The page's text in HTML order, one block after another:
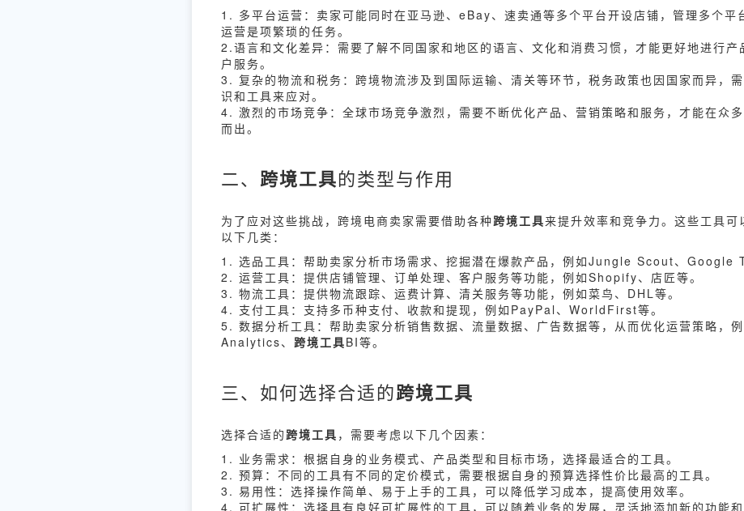
1. 多平台运营：卖家可能同时在亚马逊、eBay、速卖通等多个平台开设店铺，管理多个平
运营是项繁琐的任务。
2.语言和文化差异：需要了解不同国家和地区的语言、文化和消费习惯，才能更好地进行产
户服务。
3. 复杂的物流和税务：跨境物流涉及到国际运输、清关等环节，税务政策也因国家而异，
识和工具来应对。
4. 激烈的市场竞争：全球市场竞争激烈，需要不断优化产品、营销策略和服务，才能在众
而出。
二、 跨境工具的类型与作用
为了应对这些挑战，跨境电商卖家需要借助各种跨境工具来提升效率和竞争力。这些工具可
以下几类：
1. 选品工具：帮助卖家分析市场需求、挖掘潜在爆款产品，例如Jungle Scout、Google
2. 运营工具：提供店铺管理、订单处理、客户服务等功能，例如Shopify、店匠等。
3. 物流工具：提供物流跟踪、运费计算、清关服务等功能，例如菜鸟、DHL等。
4. 支付工具：支持多币种支付、收款和提现，例如PayPal、WorldFirst等。
5. 数据分析工具：帮助卖家分析销售数据、流量数据、广告数据等，从而优化运营策略，
Analytics、 跨境工具BI等。
三、如何选择合适的跨境工具
选择合适的跨境工具 ，需要考虑以下几个因素：
1. 业务需求：根据自身的业务模式、产品类型和目标市场，选择最适合的工具。
2. 预算：不同的工具有不同的定价模式，需要根据自身的预算选择性价比最高的工具。
3. 易用性：选择操作简单、易于上手的工具，可以降低学习成本，提高使用效率。
4. 可扩展性：选择具有良好可扩展性的工具，可以随着业务的发展，灵活地添加新的功能和